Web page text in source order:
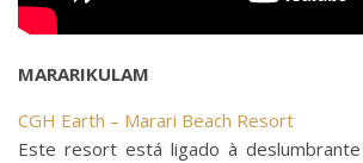
MARARIKULAM
CGH Earth – Marari Beach Resort
Este resort está ligado à